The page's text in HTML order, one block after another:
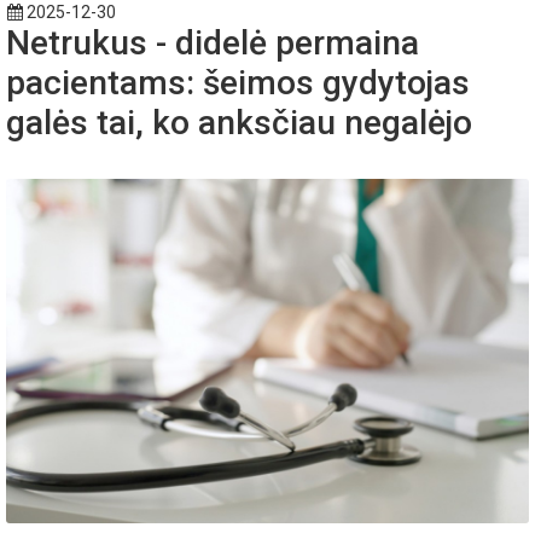
2025-12-30
Netrukus - didelė permaina
pacientams: šeimos gydytojas
galės tai, ko anksčiau negalėjo